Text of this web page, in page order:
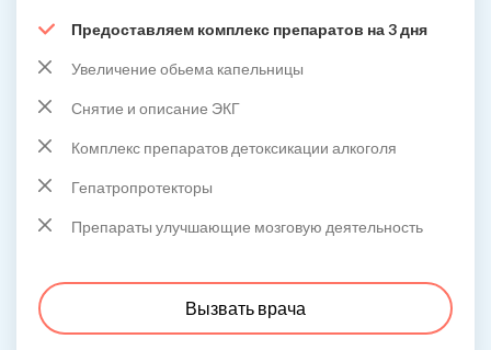
Предоставляем комплекс препаратов на 3 дня
Увеличение обьема капельницы
Снятие и описание ЭКГ
Комплекс препаратов детоксикации алкоголя
Гепатропротекторы
Препараты улучшающие мозговую деятельность
Вызвать врача